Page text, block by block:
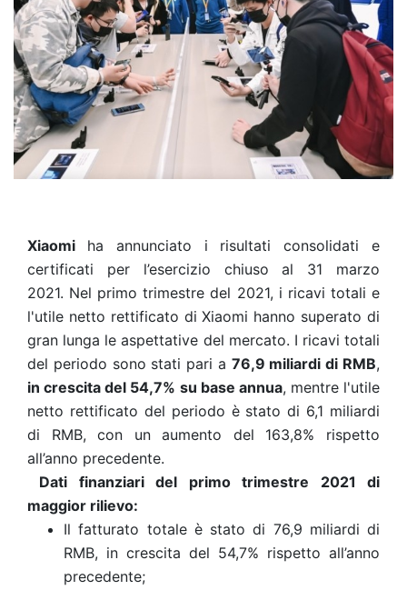
Xiaomi ha annunciato i risultati consolidati e
certificati per l’esercizio chiuso al 31 marzo
2021. Nel primo trimestre del 2021, i ricavi totali e
l'utile netto rettificato di Xiaomi hanno superato di
gran lunga le aspettative del mercato. I ricavi totali
del periodo sono stati pari a 76,9 miliardi di RMB,
in crescita del 54,7% su base annua, mentre l'utile
netto rettificato del periodo è stato di 6,1 miliardi
di RMB, con un aumento del 163,8% rispetto
all’anno precedente.
Dati finanziari del primo trimestre 2021 di
maggior rilievo:
Il fatturato totale è stato di 76,9 miliardi di
RMB, in crescita del 54,7% rispetto all’anno
precedente;